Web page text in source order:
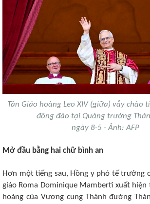
Tân Giáo hoàng Leo XIV (giữa) vẫy chào
đông đảo tại Quảng trường
ngày 8-5 - Ảnh: AFP
Mở đầu bằng hai chữ bình an
Hơn một tiếng sau, Hồng y phó tế trưởng
giáo Roma Dominique Mamberti xuất hiện
hoàng của Vương cung Thánh đường